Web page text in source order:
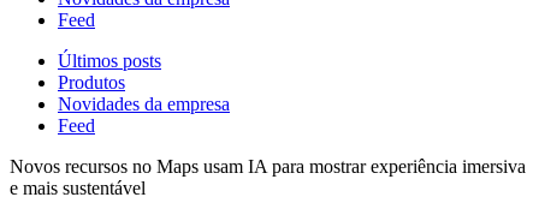
Feed
Últimos posts
Produtos
Novidades da empresa
Feed
Novos recursos no Maps usam IA para mostrar experiência imersiva
e mais sustentável